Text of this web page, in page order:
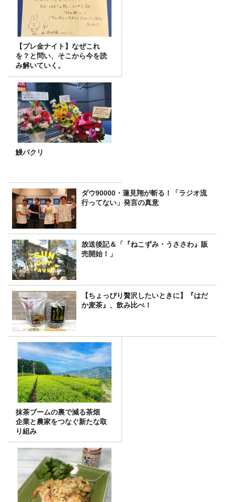
【プレ金ナイト】なぜこれ
を？と問い、そこから今を読
み解いていく。
鰻パクリ
ダウ90000・蓮見翔が斬る！「ラジオ流
行ってない」発言の真意
放送後記＆「『ねこずみ・うささわ』販
売開始！」
【ちょっぴり贅沢したいときに】『はだ
か麦茶』、飲み比べ！
抹茶ブームの裏で減る茶畑
企業と農家をつなぐ新たな取
り組み